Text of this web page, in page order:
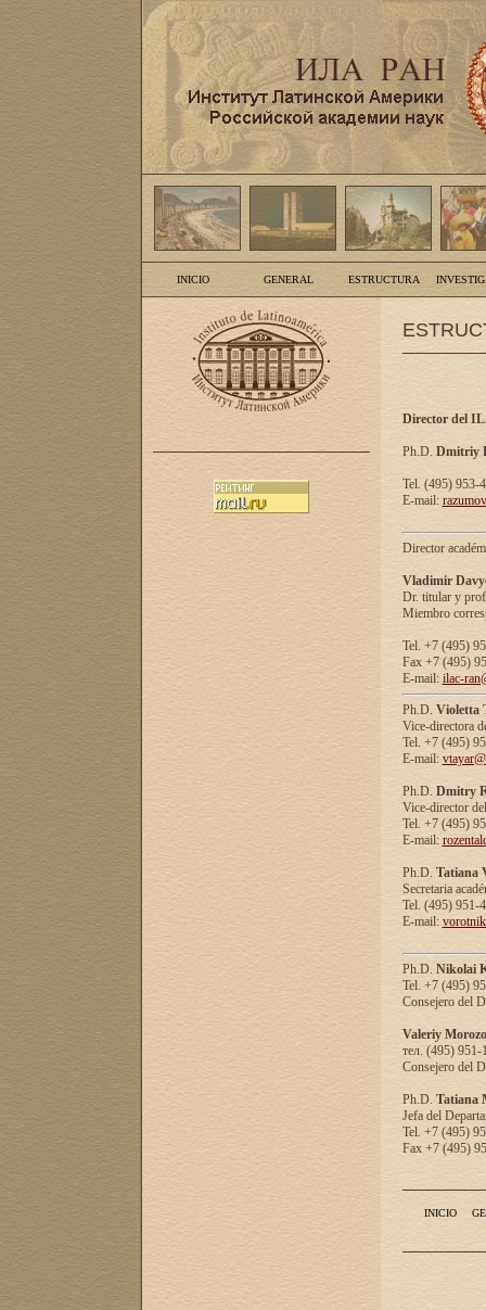
INICIO GENERAL ESTRUCTURA
Director del
Ph.D. Dmitriy
Tel. (495) 953-
E-mail:
Director
Vladimir
Dr. titular y
Miembro
Tel. +7 (495)
Fax +7 (495)
E-mail: ilac-
Ph.D. Violetta
Vice-directora
Tel. +7 (495)
E-mail:
Ph.D. Dmitry
Vice-director
Tel. +7 (495)
E-mail:
Ph.D. Tatiana
Secretaria
Tel. (495) 951-
E-mail:
Ph.D. Nikolai
Tel. +7 (495)
Consejero del
Valeriy
тел. (495) 951-
Consejero del
Ph.D. Tatiana
Jefa del
Tel. +7 (495)
Fax +7 (495)
INICIO